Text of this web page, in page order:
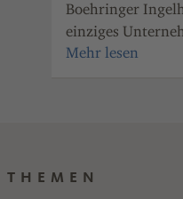
Boehringer
einziges
„GreenCanteen“-
THEMEN